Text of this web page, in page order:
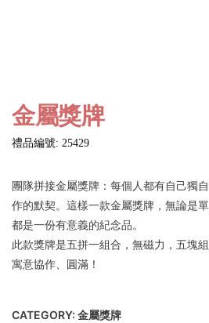
金屬獎牌
禮品編號: 25429
團隊拼接金屬獎牌：每個人都有自己獨
作的默契。這樣一款金屬獎牌，無論是
都是一份有意義的紀念品。
此款獎牌是五拼一組合，無磁力，五塊
寓意協作、圓滿！
CATEGORY: 金屬獎牌